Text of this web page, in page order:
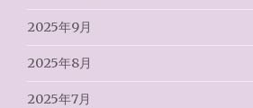
2025年9月
2025年8月
2025年7月